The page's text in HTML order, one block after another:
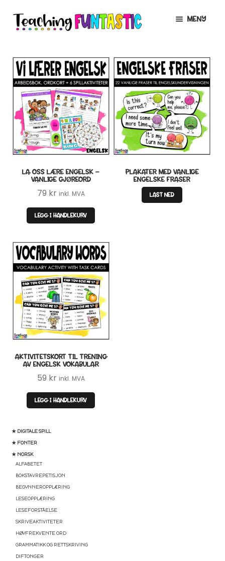
Hopp
til
Hopp
til
MENY
UNDERMENY
MIN KONTO
GRATIS
UTVID
UNDERMENY
BUTIKK
UTVID
UNDERMENY
LISENSER
UTVID
TIPSHJØRNET
★ DIGITALE SPILL
★ FONTER
★ NORSK
ALFABETET
BOKSTAVREPETISJON
BEGYNNEROPPLÆRING
LESEOPPLÆRING
LESEFORSTÅELSE
SKRIVEAKTIVITETER
HØYFREKVENTE ORD
GRAMMATIKK OG RETTSKRIVING
DIFTONGER
LA OSS LÆRE ENGELSK –
VANLIGE GJØREORD
79 kr inkl. MVA
LEGG I HANDLEKURV
PLAKATER MED VANLIGE
ENGELSKE FRASER
LAST NED
AKTIVITETSKORT TIL TRENING
AV ENGELSK VOKABULAR
59 kr inkl. MVA
LEGG I HANDLEKURV